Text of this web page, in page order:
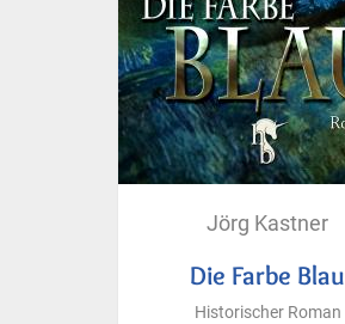
Jörg Kastner
Die Farbe Blau
Historischer Roman